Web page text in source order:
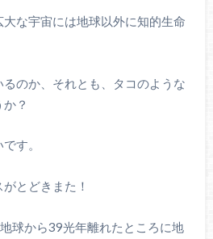
な宇宙には地球以外に知的生命
のか、それとも、タコのような
？
す。
とどきまた！
球から39光年離れたところに地